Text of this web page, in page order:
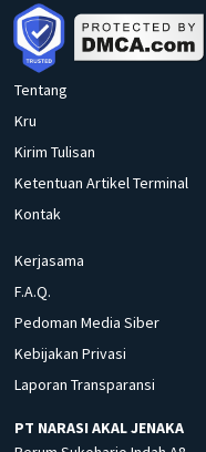
Tentang
Kru
Kirim Tulisan
Ketentuan Artikel Terminal
Kontak
Kerjasama
F.A.Q.
Pedoman Media Siber
Kebijakan Privasi
Laporan Transparansi
PT NARASI AKAL JENAKA